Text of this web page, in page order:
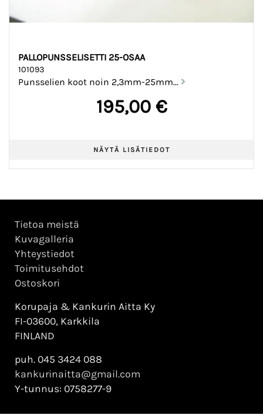
PALLOPUNSSELISETTI 25-OSAA
101093
Punsselien koot noin 2,3mm-25mm...
195,00 €
Tietoa meistä
Kuvagalleria
Yhteystiedot
Toimitusehdot
Ostoskori
Korupaja & Kankurin Aitta Ky
FI-03600, Karkkila
FINLAND
puh. 045 3424 088
kankurinaitta@gmail.com
Y-tunnus: 0758277-9